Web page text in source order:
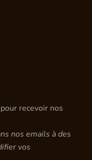
recevoir nos
nos emails à des
vos